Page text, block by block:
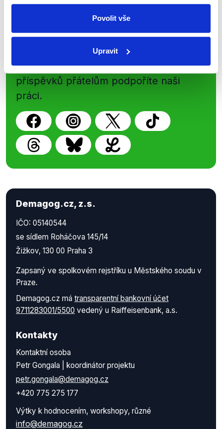
Povolit vše
Upravit
Nenechte si ujít nejnovější události
z Demagog.cz. Sdílením našich
příspěvků přátelům podpoříte naši
práci.
Demagog.cz, z.s.
IČO: 05140544
se sídlem Roháčova 145/14
Žižkov, 130 00 Praha 3
Zapsaný ve spolkovém rejstříku u Městského soudu v
Praze.
Demagog.cz má transparentní bankovní účet
9711283001/5500 vedený u Raiffeisenbank, a.s.
Kontakty
Kontaktní osoba
Petr Gongala | koordinátor projektu
petr.gongala@demagog.cz
+420 775 275 177
Výtky k hodnocením, workshopy, různé
info@demagog.cz